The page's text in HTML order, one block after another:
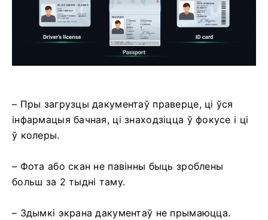
– Пры загрузцы дакументаў праверце, ці ўся
інфармацыя бачная, ці знаходзіцца ў фокусе і ці
ў колеры.
– Фота або скан не павінны быць зроблены
больш за 2 тыдні таму.
– Здымкі экрана дакументаў не прымаюцца.